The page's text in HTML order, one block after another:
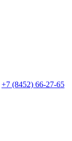
+7 (8452) 66-27-65